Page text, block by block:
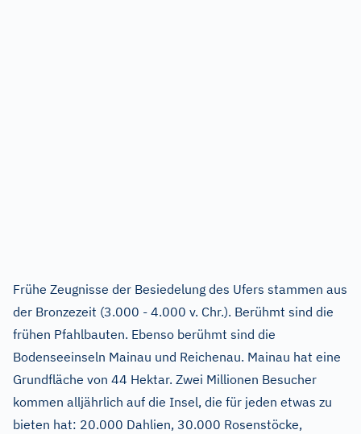
Frühe Zeugnisse der Besiedelung des Ufers stammen aus
der Bronzezeit (3.000 - 4.000 v. Chr.). Berühmt sind die
frühen Pfahlbauten. Ebenso berühmt sind die
Bodenseeinseln Mainau und Reichenau. Mainau hat eine
Grundfläche von 44 Hektar. Zwei Millionen Besucher
kommen alljährlich auf die Insel, die für jeden etwas zu
bieten hat: 20.000 Dahlien, 30.000 Rosenstöcke,